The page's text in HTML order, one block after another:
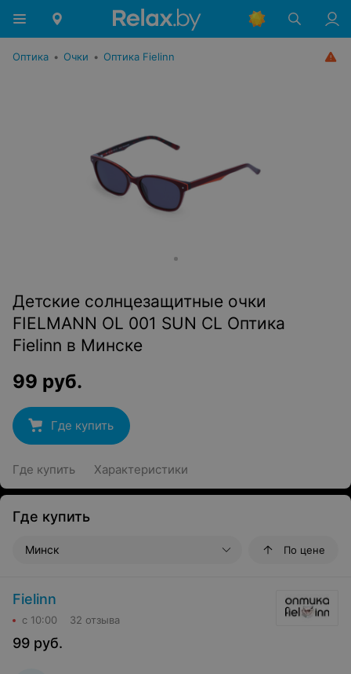
Оптика • Очки • Оптика Fielinn
Детские солнцезащитные очки
FIELMANN OL 001 SUN CL Оптика
Fielinn в Минске
99 руб.
Где купить
Где купить Характеристики
Где купить
Минск По цене
Fielinn
с 10:00 32 отзыва
99 руб.